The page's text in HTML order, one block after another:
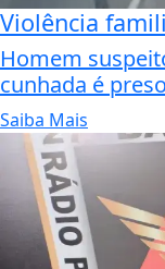
Violência
Homem
cunhada é
Saiba Mais